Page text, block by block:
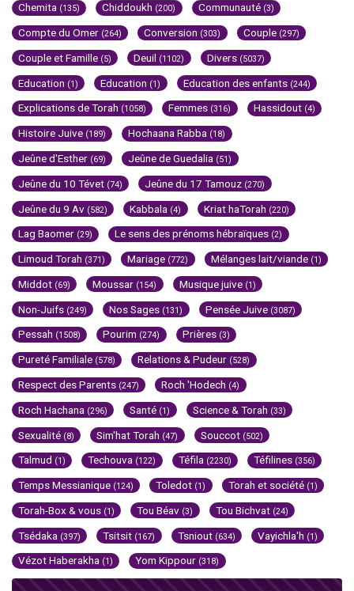
Chemita (135) Chiddoukh (200) Communauté (3)
Compte du Omer (264) Conversion (303) Couple (297)
Couple et Famille (5) Deuil (1102) Divers (5037)
Education (1) Education (1) Education des enfants (244)
Explications de Torah (1058) Femmes (316) Hassidout (4)
Histoire Juive (189) Hochaana Rabba (18)
Jeûne d'Esther (69) Jeûne de Guedalia (51)
Jeûne du 10 Tévet (74) Jeûne du 17 Tamouz (270)
Jeûne du 9 Av (582) Kabbala (4) Kriat haTorah (220)
Lag Baomer (29) Le sens des prénoms hébraïques (2)
Limoud Torah (371) Mariage (772) Mélanges lait/viande (1)
Middot (69) Moussar (154) Musique juive (1)
Non-Juifs (249) Nos Sages (131) Pensée Juive (3087)
Pessah (1508) Pourim (274) Prières (3)
Pureté Familiale (578) Relations & Pudeur (528)
Respect des Parents (247) Roch 'Hodech (4)
Roch Hachana (296) Santé (1) Science & Torah (33)
Sexualité (8) Sim'hat Torah (47) Souccot (502)
Talmud (1) Techouva (122) Téfila (2230) Téfilines (356)
Temps Messianique (124) Toledot (1) Torah et société (1)
Torah-Box & vous (1) Tou Béav (3) Tou Bichvat (24)
Tsédaka (397) Tsitsit (167) Tsniout (634) Vayichla'h (1)
Vézot Haberakha (1) Yom Kippour (318)